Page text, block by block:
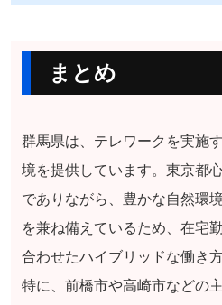
まとめ
群馬県は、テレワークを実施
境を提供しています。東京都
でありながら、豊かな自然環
を兼ね備えているため、在宅
合わせたハイブリッドな働き
特に、前橋市や高崎市などの